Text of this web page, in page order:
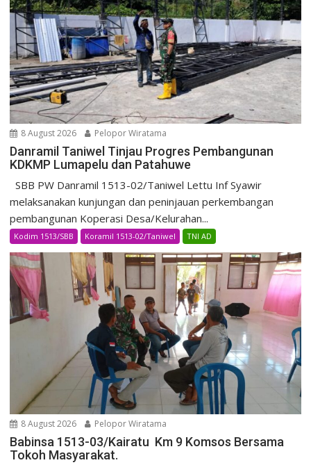
8 August 2026 Pelopor Wiratama
Danramil Taniwel Tinjau Progres Pembangunan
KDKMP Lumapelu dan Patahuwe
SBB PW Danramil 1513-02/Taniwel Lettu Inf Syawir
melaksanakan kunjungan dan peninjauan perkembangan
pembangunan Koperasi Desa/Kelurahan...
Kodim 1513/SBB Koramil 1513-02/Taniwel TNI AD
8 August 2026 Pelopor Wiratama
Babinsa 1513-03/Kairatu Km 9 Komsos Bersama
Tokoh Masyarakat.